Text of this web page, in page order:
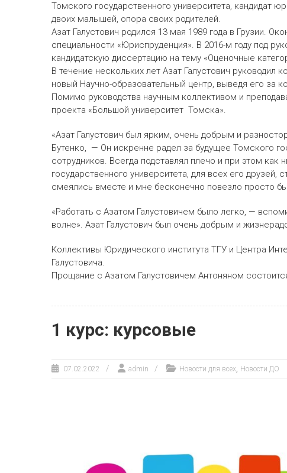
Томского государственного университета, кандидат
двоих малышей, опора своих родителей.
Азат Галустович родился 13 мая 1989 года в Грузии.
специальности «Юриспруденция». В 2016-м году под
кандидатскую диссертацию на тему «Оценочные
В течение нескольких лет Азат Галустович руководил
новый Научно-образовательный центр, выведя его за
Помимо руководства научным коллективом и
проекта «Большой университет Томска».
«Азат Галустович был ярким, очень добрым и
Бутенко, — Он искренне радел за будущее Томского
сотрудников. Всегда подставлял плечо и при этом
государственного университета, для всех его
смеялись вместе и мне бесконечно повезло просто
«Работать с Азатом Галустовичем было легко, —
волне». Азат Галустович был очень добрым и
Коллективы Юридического института ТГУ и Центра
Галустовича.
Прощание с Азатом Галустовичем Антоняном
1 курс: курсовые
07.02.2022 admin Новости для всех, Новости ДО